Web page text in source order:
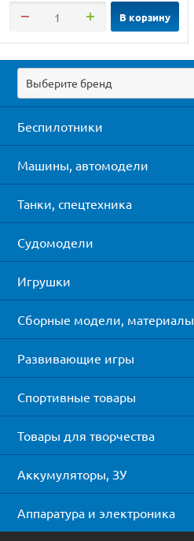
В корзину
Выберите бренд
Беспилотники
Машины, автомодели
Танки, спецтехника
Судомодели
Игрушки
Сборные модели, материалы
Развивающие игры
Спортивные товары
Товары для творчества
Аккумуляторы, ЗУ
Аппаратура и электроника